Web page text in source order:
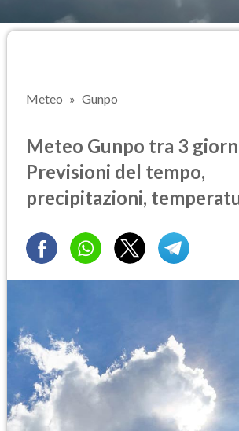
Meteo Gunpo
Meteo Gunpo tra 3
Previsioni del tempo,
precipitazioni,